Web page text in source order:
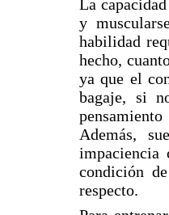
La
y
habilidad
hecho,
ya que el
bagaje, si
Además,
impaciencia
condición
respecto.